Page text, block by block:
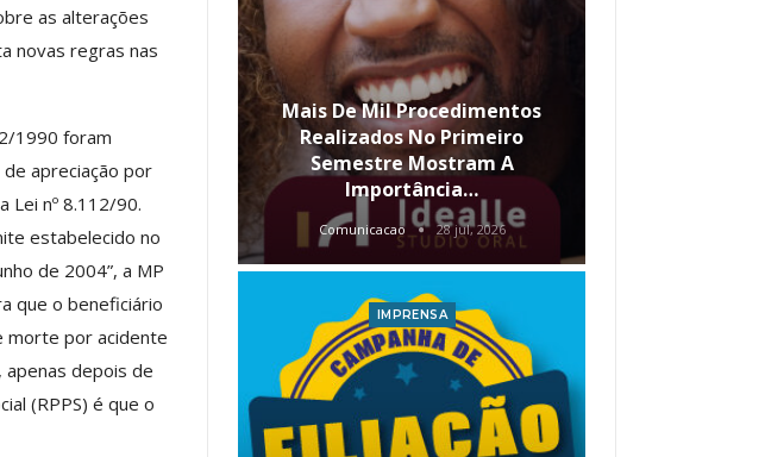
as alterações
novas regras nas
1990 foram
apreciação por
Lei nº 8.112/90.
estabelecido no
de 2004”, a MP
que o beneficiário
morte por acidente
depois de
(RPPS) é que o
Oficina De
Taça Para
7 ago, 2026
IMPRENSA
Mais De Mil Procedimentos
Realizados No Primeiro
Semestre Mostram A
Importância…
Comunicacao 28 jul, 2026
IMPRENSA